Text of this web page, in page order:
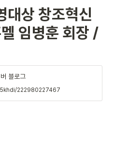
대상 창조혁신
임병훈 회장 /
블로그
222980227467